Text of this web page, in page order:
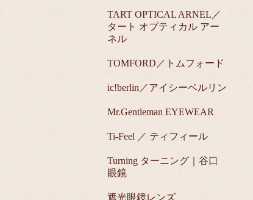
TART OPTICAL ARNEL／
タート オプティカル アー
ネル
TOMFORD／トムフォード
ic!berlin／アイシーベルリン
Mr.Gentleman EYEWEAR
Ti-Feel ／ ティフィール
Turning ターニング｜谷口
眼鏡
遮光眼鏡レンズ